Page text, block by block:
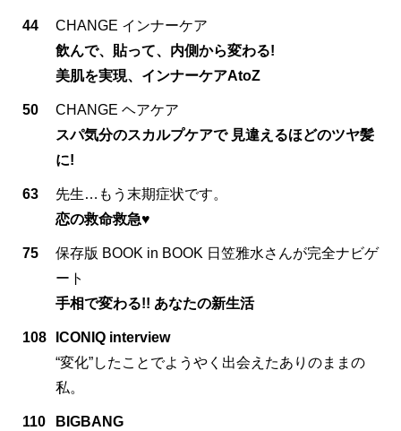
44
CHANGE インナーケア
飲んで、貼って、内側から変わる!
美肌を実現、インナーケアAtoZ
50
CHANGE ヘアケア
スパ気分のスカルプケアで 見違えるほどのツヤ髪
に!
63
先生…もう末期症状です。
恋の救命救急♥
75
保存版 BOOK in BOOK 日笠雅水さんが完全ナビゲ
ート
手相で変わる!! あなたの新生活
108
ICONIQ interview
“変化”したことでようやく出会えたありのままの
私。
110
BIGBANG